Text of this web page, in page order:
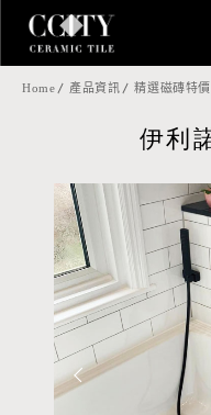
Home 產品資訊 精選磁磚特
伊利